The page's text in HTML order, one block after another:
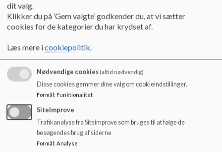
i
2023
https://www.ism.dk/indenrigs/kommunal-og-
regionaloekonomi/landsdaekkende-
brugertilfredshedsundersoegelser-
btu/brugertilfredshedsundersoegelse-af-
folkeskole-og-sfo
Østerbyskolen
dit valg.
Klikker du på ’Gem valgte’ godkender du, at vi sætter
cookies for de kategorier du har krydset af.
Læs mere icookiepolitik.
Nødvendige cookies(altid nødvendig)
Disse cookies gemmer dine valg om cookieindstillinger.
Formål: Funktionalitet
SiteImprove
Trafikanalyse fra Siteimprove som bruges til at følge de
besøgendes brug af siderne
Formål: Analyse